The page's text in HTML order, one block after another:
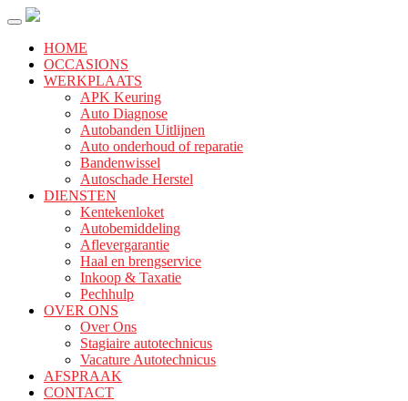
HOME
OCCASIONS
WERKPLAATS
APK Keuring
Auto Diagnose
Autobanden Uitlijnen
Auto onderhoud of reparatie
Bandenwissel
Autoschade Herstel
DIENSTEN
Kentekenloket
Autobemiddeling
Aflevergarantie
Haal en brengservice
Inkoop & Taxatie
Pechhulp
OVER ONS
Over Ons
Stagiaire autotechnicus
Vacature Autotechnicus
AFSPRAAK
CONTACT